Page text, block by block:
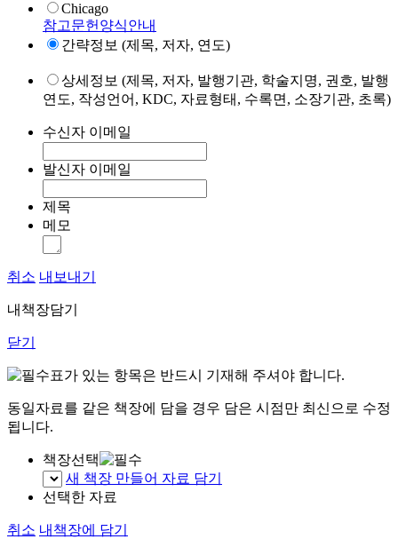
Chicago
참고문헌양식안내
간략정보 (제목, 저자, 연도)
상세정보 (제목, 저자, 발행기관, 학술지명, 권호, 발행
연도, 작성언어, KDC, 자료형태, 수록면, 소장기관, 초록)
수신자 이메일
발신자 이메일
제목
메모
취소 내보내기
내책장담기
닫기
표가 있는 항목은 반드시 기재해 주셔야 합니다.
동일자료를 같은 책장에 담을 경우 담은 시점만 최신으로 수정
됩니다.
책장선택
새 책장 만들어 자료 담기
선택한 자료
취소 내책장에 담기